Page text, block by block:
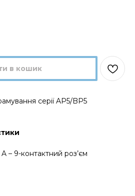
в кошик
серії AP5/BP5
– 9-контактний роз’єм